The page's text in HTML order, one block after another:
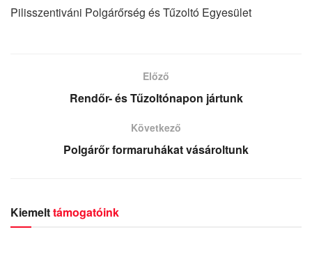
Pilisszentiváni Polgárőrség és Tűzoltó Egyesület
Előző
Rendőr- és Tűzoltónapon jártunk
Következő
Polgárőr formaruhákat vásároltunk
Kiemelttámogatóink